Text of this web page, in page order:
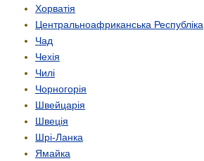
Хорватія
Центрально­африканська Республіка
Чад
Чехія
Чилі
Чорногорія
Швейцарія
Швеція
Шрі-Ланка
Ямайка